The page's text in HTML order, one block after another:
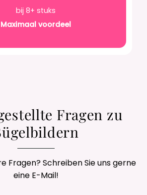
bij 8+ stuks
Maximaal voordeel
Fragen zu
Fragen? Schreiben Sie uns gerne
eine E-Mail!